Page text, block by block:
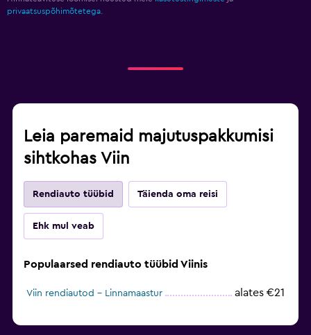
privaatsuspõhimõtetega.
Leia paremaid majutuspakkumisi
sihtkohas Viin
Rendiauto tüübid Täienda oma reisi
Ehk mul veab
Populaarsed rendiauto tüübid Viinis
Viin rendiautod – Linnamaastur alates €21